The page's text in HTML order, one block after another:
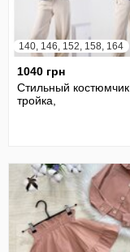
140, 146, 152, 158, 164
1040 грн
Стильный костюмчик
тройка,